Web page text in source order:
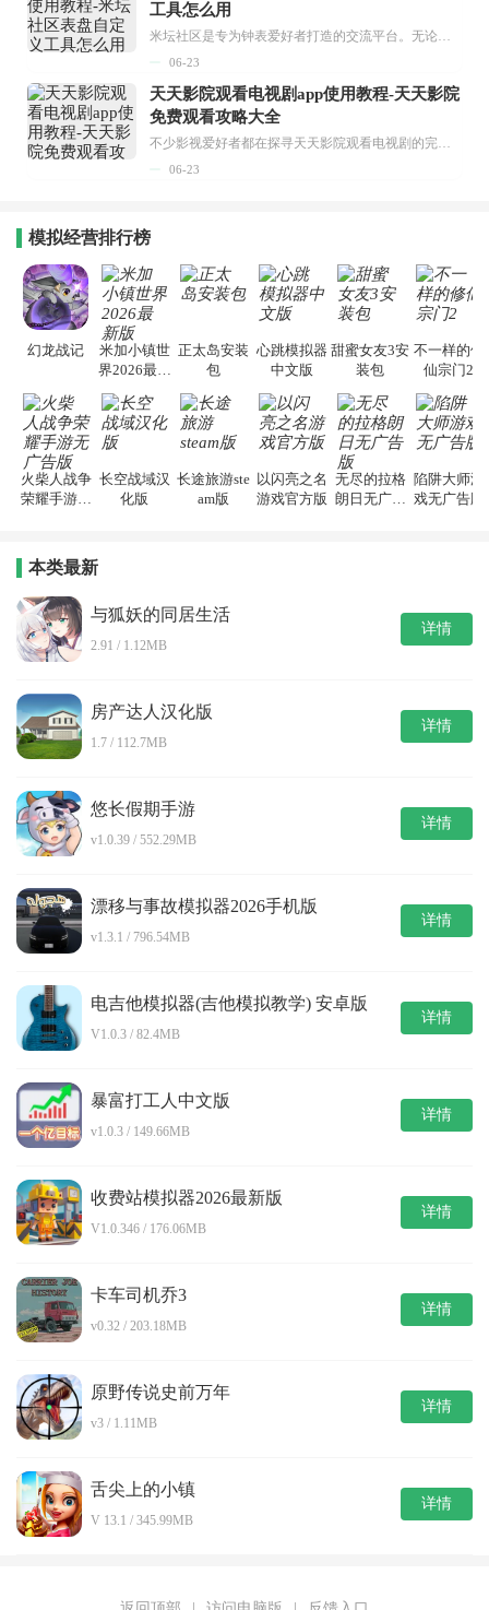
工具怎么用
米坛社区是专为钟表爱好者打造的交流平台。无论你是初涉钟表领域的普通爱好者，还是拥有多年收藏经验的资深玩家，都能在此找到属于自己的天地。 无需注册，就能轻松参与其中。通过专业的讨论论坛与丰富的交互功能，你可与世界各地的钟表爱好者畅快交流。若你钟情于钟表，米坛社区无疑是值得一试的理想之选。在这里，你能获取最新的手表资讯，交流见解，提升鉴赏品味，让每一块手表都成为收藏故事中重要的一部分。感兴趣的朋友，不要错过下载机会。...
06-23
天天影院观看电视剧app使用教程-天天影院
免费观看攻略大全
不少影视爱好者都在探寻天天影院观看电视剧的完整方法，结合最新平台使用规则，本篇新手入门攻略全面讲解观看渠道、检索流程、播放设置以及画面模式调整等实用内容。全文适配手机、电脑等主流设备，步骤简洁易懂，无论是初次使用的新手，还是想要优化观影体验的用户，都能参照内容快速上手，熟练掌握平台各项操作技巧，轻松畅享影视内容。...
06-23
模拟经营排行榜
幻龙战记
米加小镇世
界2026最新
正太岛安装
包
心跳模拟器
中文版
甜蜜女友3安
装包
不一样的修
仙宗门2
火柴人战争
荣耀手游无
长空战域汉
化版
长途旅游ste
am版
以闪亮之名
游戏官方版
无尽的拉格
朗日无广告
陷阱大师游
戏无广告版
本类最新
与狐妖的同居生活
2.91 / 1.12MB
详情
房产达人汉化版
1.7 / 112.7MB
详情
悠长假期手游
v1.0.39 / 552.29MB
详情
漂移与事故模拟器2026手机版
v1.3.1 / 796.54MB
详情
电吉他模拟器(吉他模拟教学) 安卓版
V1.0.3 / 82.4MB
详情
暴富打工人中文版
v1.0.3 / 149.66MB
详情
收费站模拟器2026最新版
V1.0.346 / 176.06MB
详情
卡车司机乔3
v0.32 / 203.18MB
详情
原野传说史前万年
v3 / 1.11MB
详情
舌尖上的小镇
V 13.1 / 345.99MB
详情